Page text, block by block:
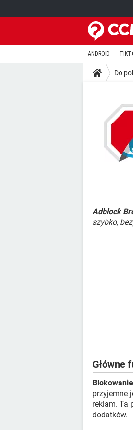
ANDROID
Do
Adblock
szybko,
Główne
przyjemne
reklam. Ta
dodatków.